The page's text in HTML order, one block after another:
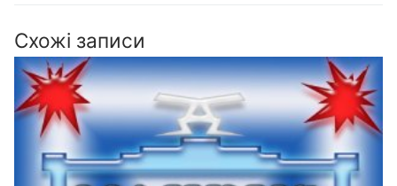
Схожі записи